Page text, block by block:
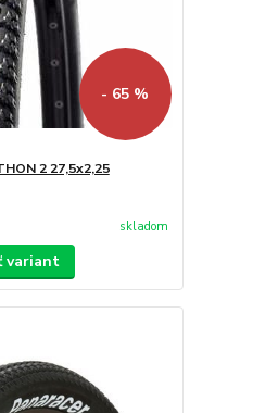
- 65 %
2 27,5x2,25
skladom
variant